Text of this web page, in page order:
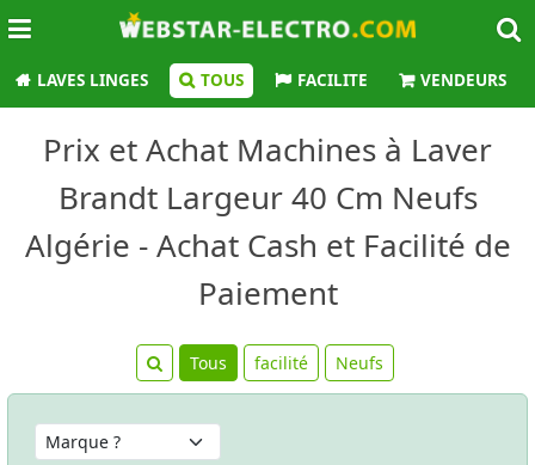
LAVES LINGES TOUS FACILITE VENDEURS
Prix et Achat Machines à Laver
Brandt Largeur 40 Cm Neufs
Algérie - Achat Cash et Facilité de
Paiement
Tous facilité Neufs